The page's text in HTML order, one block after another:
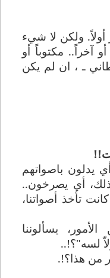
ولكن لا شيء
آخراً.. مكتوباً أو
ـ ، ان لم يكن
يدلون باصواتهم
ذلك، أي يصرخون..
تأخذ أصواتنا،
يسألوننا
لسه"؟!..
من هذا؟!.